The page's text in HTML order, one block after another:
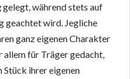
gelegt, während stets auf
geachtet wird. Jegliche
ganz eigenen Charakter
allem für Träger gedacht,
Stück ihrer eigenen